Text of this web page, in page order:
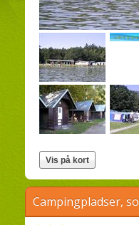
Campingpladser,